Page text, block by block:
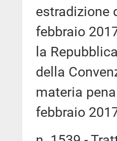
estradizione
febbraio
la
della
materia
febbraio